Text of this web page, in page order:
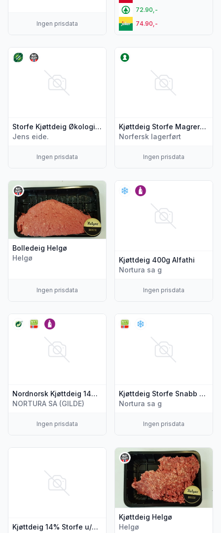
Ingen prisdata
72.90,-
74.90,-
Storfe Kjøttdeig Økologisk 400g Jens Eide
Jens eide.
Ingen prisdata
Vis flere detaljer for produktet "Storfe Kjøttdeig Økologisk
Kjøttdeig Storfe Magrere 10% 600g Spar
Norfersk lagerført
Ingen prisdata
Vis flere detaljer for
Bolledeig Helgø
Helgø
Ingen prisdata
Vis flere detaljer for produktet "Bolledeig Helgø"
Kjøttdeig 400g Alfathi
Nortura sa g
Ingen prisdata
Vis flere detaljer for
Nordnorsk Kjøttdeig 14% Sf Usv 400g
NORTURA SA (GILDE)
Ingen prisdata
Vis flere detaljer for produktet "Nordnorsk Kjøttdeig 14%
Kjøttdeig Storfe Snabb u/Salt&Vann 400g
Nortura sa g
Ingen prisdata
Vis flere detaljer for
Kjøttdeig 14% Storfe u/Salt og Vann Meny
Vis flere detaljer for produktet "Kjøttdeig 14% Storfe u/Salt
Kjøttdeig Helgø
Helgø
Vis flere detaljer for